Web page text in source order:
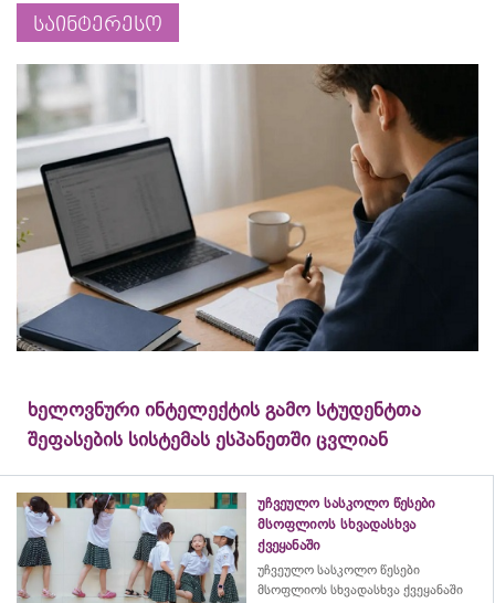
საინტერესო
ხელოვნური ინტელექტის გამო სტუდენტთა
შეფასების სისტემას ესპანეთში ცვლიან
უჩვეულო სასკოლო წესები
მსოფლიოს სხვადასხვა
ქვეყანაში
უჩვეულო სასკოლო წესები
მსოფლიოს სხვადასხვა ქვეყანაში